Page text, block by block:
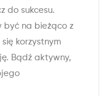
do sukcesu.
być na bieżąco z
korzystnym
Bądź aktywny,